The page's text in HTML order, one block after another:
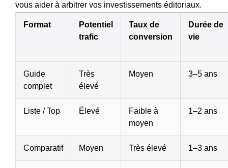
vous aider à arbitrer vos investissements éditoriaux.
Format
Potentiel
trafic
Taux de
conversion
Durée de
vie
Guide
complet
Très
élevé
Moyen 3–5 ans
Liste / Top Élevé
Faible à
moyen
1–2 ans
Comparatif Moyen Très élevé 1–3 ans